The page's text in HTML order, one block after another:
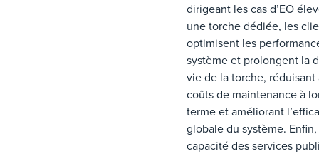
dirigeant les cas d’EO
une torche dédiée, les
optimisent les
système et prolongent la
vie de la torche, réduisant
coûts de maintenance à
terme et améliorant
globale du système.
capacité des services